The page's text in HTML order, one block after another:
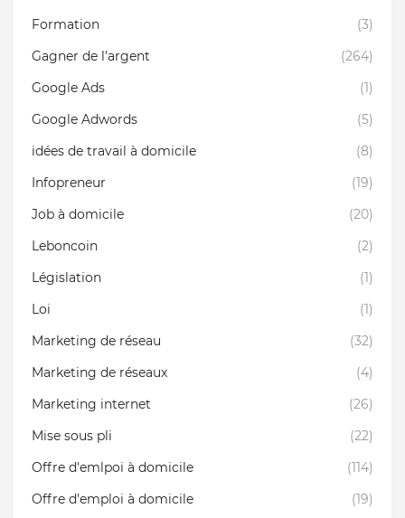
Formation
(3)
Gagner de l'argent
(264)
Google Ads
(1)
Google Adwords
(5)
idées de travail à domicile
(8)
Infopreneur
(19)
Job à domicile
(20)
Leboncoin
(2)
Législation
(1)
Loi
(1)
Marketing de réseau
(32)
Marketing de réseaux
(4)
Marketing internet
(26)
Mise sous pli
(22)
Offre d'emlpoi à domicile
(114)
Offre d'emploi à domicile
(19)